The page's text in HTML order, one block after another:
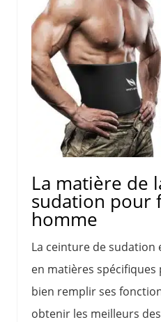
La matière de
sudation pour
homme
La ceinture de
en matières spécifiques
bien remplir ses
obtenir les meilleurs